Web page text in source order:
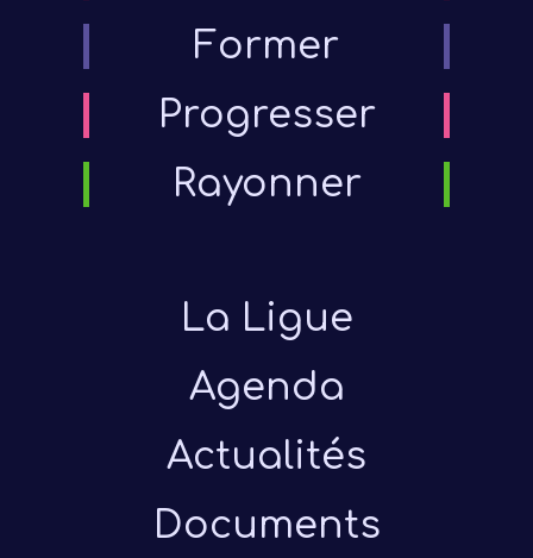
Former
Progresser
Rayonner
La Ligue
Agenda
Actualités
Documents